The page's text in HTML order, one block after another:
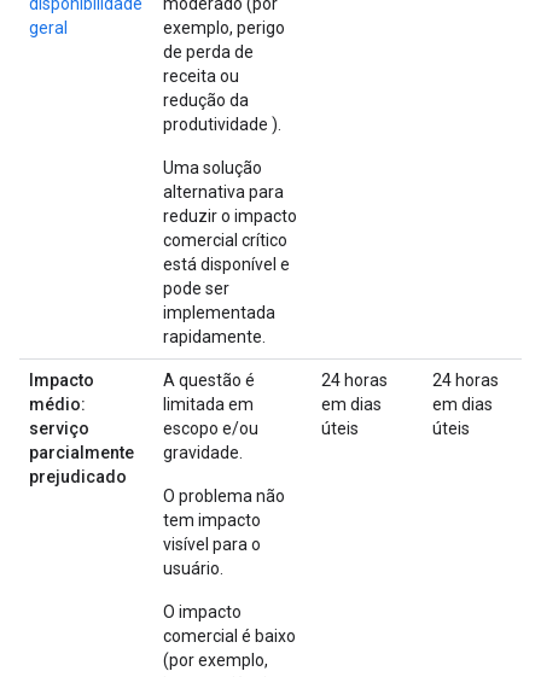
geral
exemplo, perigo
de perda de
receita ou
redução da
produtividade ).
Uma solução
alternativa para
reduzir o impacto
comercial crítico
está disponível e
pode ser
implementada
rapidamente.
Impacto
médio:
serviço
parcialmente
prejudicado
A questão é
limitada em
escopo e/ou
gravidade.
O problema não
tem impacto
visível para o
usuário.
O impacto
comercial é baixo
(por exemplo,
24 horas
em dias
úteis
24 horas
em dias
úteis